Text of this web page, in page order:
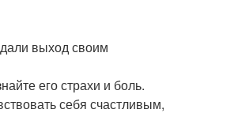
выход своим
его страхи и боль.
себя счастливым,